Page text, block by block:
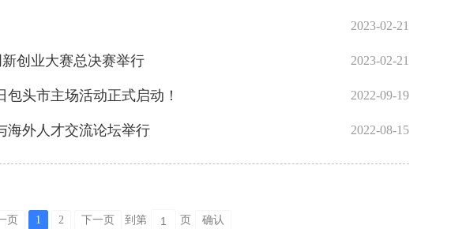
2023-02-21
创业大赛总决赛举行 2023-02-21
头市主场活动正式启动！ 2022-09-19
外人才交流论坛举行 2022-08-15
页 1 2 下一页 到第 页 确认